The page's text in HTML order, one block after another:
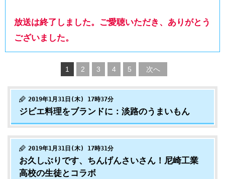
放送は終了しました。ご愛聴いただき、ありがとう
ございました。
1 2 3 4 5 次へ
2019年1月31日(木) 17時37分
ジビエ料理をブランドに：淡路のうまいもん
2019年1月31日(木) 17時31分
お久しぶりです、ちんげんさいさん！尼崎工業
高校の生徒とコラボ